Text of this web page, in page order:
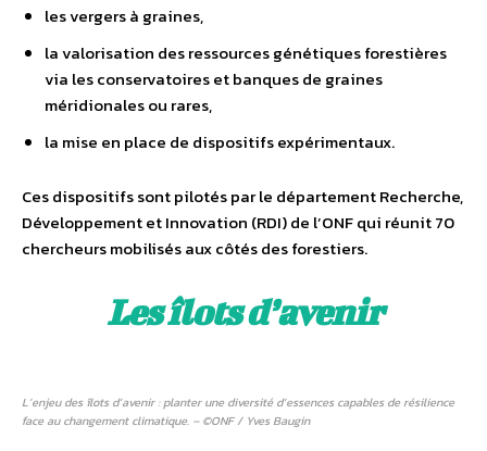
les vergers à graines,
la valorisation des ressources génétiques forestières
via les conservatoires et banques de graines
méridionales ou rares,
la mise en place de dispositifs expérimentaux.
Ces dispositifs sont pilotés par le département Recherche,
Développement et Innovation (RDI) de l’ONF qui réunit 70
chercheurs mobilisés aux côtés des forestiers.
Les îlots d’avenir
L’enjeu des îlots d’avenir : planter une diversité d’essences capables de résilience
face au changement climatique. – ©ONF / Yves Baugin